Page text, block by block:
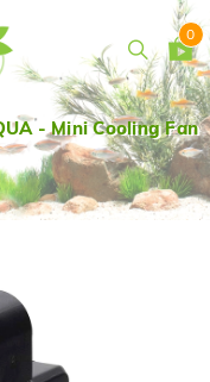
0
- Mini Cooling Fan